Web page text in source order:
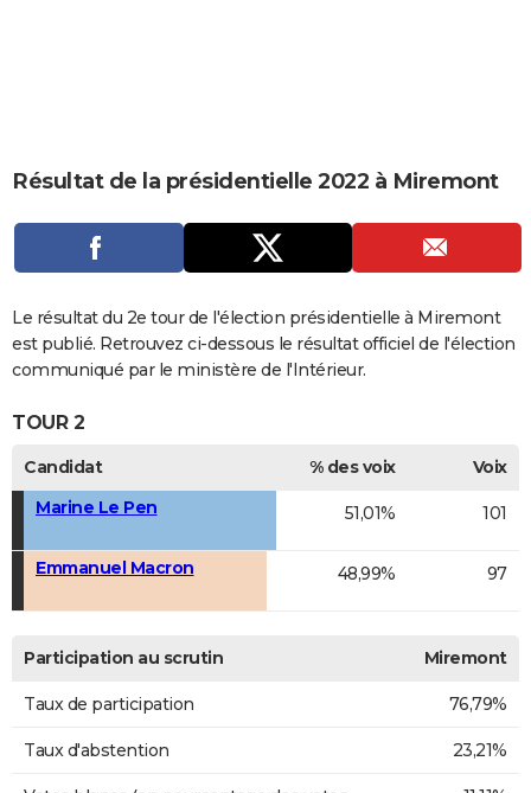
CARTE DE VOEUX
DICTIONNAIRE
Dictionnaire
Biographies
Expressions
Proverbes
PROGRAMME TV
COPAINS D'AVANT
S'inscrire
Se connecter
Lycées
Collèges
Primaires
Universités
Entreprises
Service militaire
Avis de recherche
AVIS DE DÉCÈS
FORUM
Bricolage
Culture
Television
Voyage
Résultat de la présidentielle 2022 à Miremont
Le résultat du 2e tour de l'élection présidentielle à Miremont
est publié. Retrouvez ci-dessous le résultat officiel de l'élection
communiqué par le ministère de l'Intérieur.
TOUR 2
Candidat % des voix
Voix
Marine Le Pen
51,01% 101
Emmanuel Macron 48,99% 97
Participation au scrutin Miremont
Taux de participation 76,79%
Taux d'abstention 23,21%